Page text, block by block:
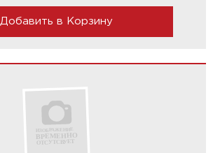
Добавить в Корзину